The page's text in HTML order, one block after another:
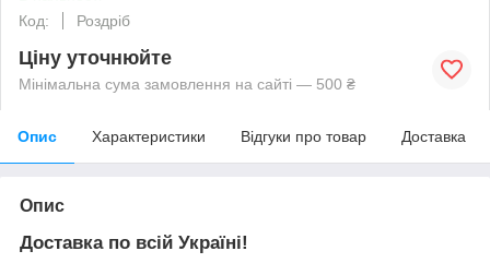
Код:
Роздріб
Ціну уточнюйте
Мінімальна сума замовлення на сайті — 500 ₴
Опис Характеристики Відгуки про товар Доставка
Опис
Доставка по всій Україні!